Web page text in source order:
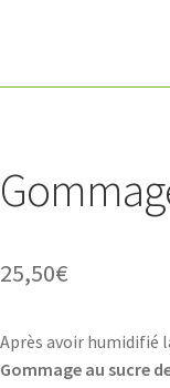
25,50€
Après avoir humidifié
Gommage au sucre